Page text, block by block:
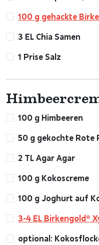
100 g gehackte
3 EL Chia Samen
1 Prise Salz
100 g Himbeeren
50 g gekochte Rote
2 TL Agar Agar
100 g Kokoscreme
100 g Joghurt auf
3-4 EL Birkengold®
optional: